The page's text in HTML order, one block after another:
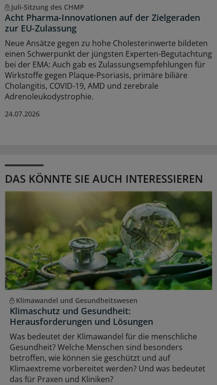
Juli-Sitzung des CHMP
Acht Pharma-Innovationen auf der Zielgeraden
zur EU-Zulassung
Neue Ansätze gegen zu hohe Cholesterinwerte bildeten
einen Schwerpunkt der jüngsten Experten-Begutachtung
bei der EMA: Auch gab es Zulassungsempfehlungen für
Wirkstoffe gegen Plaque-Psoriasis, primäre biliäre
Cholangitis, COVID-19, AMD und zerebrale
Adrenoleukodystrophie.
24.07.2026
DAS KÖNNTE SIE AUCH INTERESSIEREN
Klimawandel und Gesundheitswesen
Klimaschutz und Gesundheit:
Herausforderungen und Lösungen
Was bedeutet der Klimawandel für die menschliche
Gesundheit? Welche Menschen sind besonders
betroffen, wie können sie geschützt und auf
Klimaextreme vorbereitet werden? Und was bedeutet
das für Praxen und Kliniken?